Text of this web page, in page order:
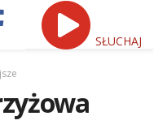
SŁUCHAJ